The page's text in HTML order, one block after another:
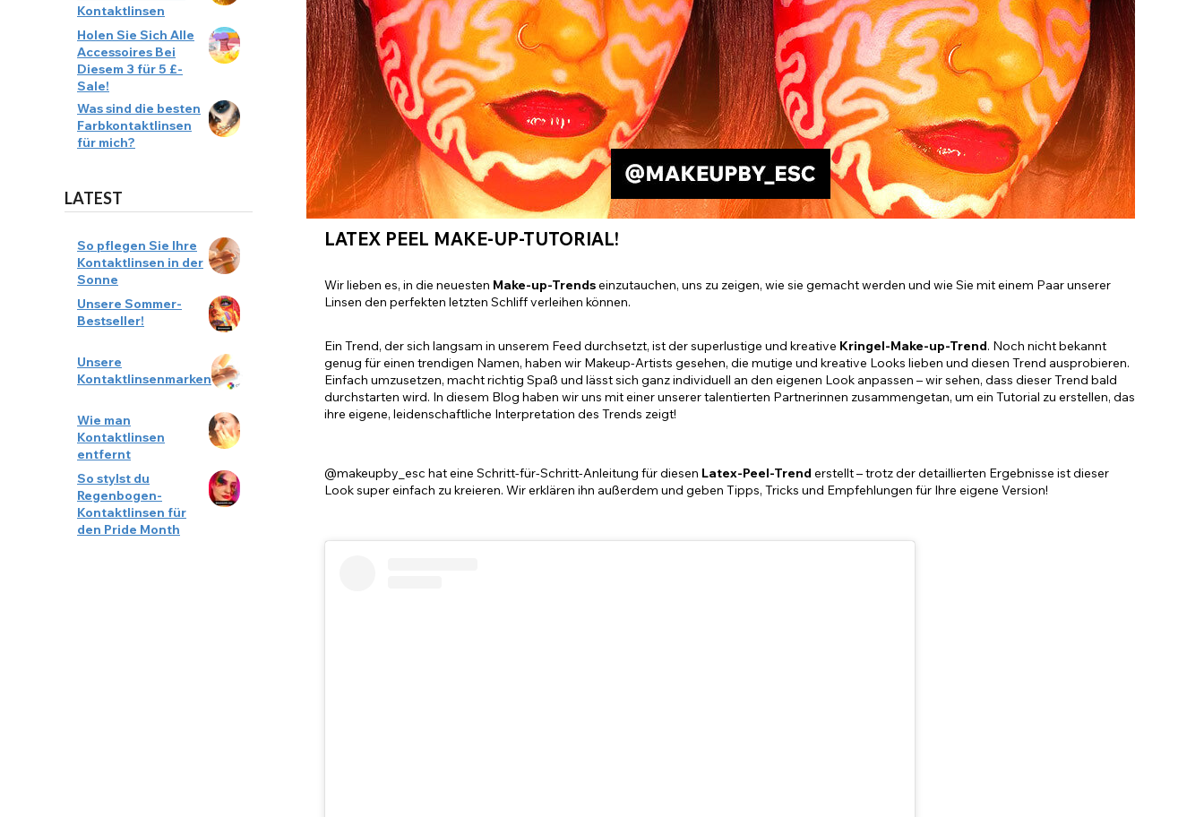
Alle ansehen
Accessoires im Sale
Kontaktlinsen
Holen Sie Sich Alle
Accessoires Bei
Diesem 3 für 5 £-
Sale!
Was sind die besten
Farbkontaktlinsen
für mich?
LATEST
So pflegen Sie Ihre
Kontaktlinsen in der
Sonne
Unsere Sommer-
Bestseller!
Unsere
Kontaktlinsenmarken
Wie man
Kontaktlinsen
entfernt
So stylst du
Regenbogen-
Kontaktlinsen für
den Pride Month
LATEX PEEL MAKE-UP-TUTORIAL!
Wir lieben es, in die neuesten Make-up-Trendseinzutauchen, uns zu zeigen, wie sie gemacht werden und wie Sie mit einem Paar unserer
Linsen den perfekten letzten Schliff verleihen können.
Ein Trend, der sich langsam in unserem Feed durchsetzt, ist der superlustige und kreative Kringel-Make-up-Trend. Noch nicht bekannt
genug für einen trendigen Namen, haben wir Makeup-Artists gesehen, die mutige und kreative Looks lieben und diesen Trend ausprobieren.
Einfach umzusetzen, macht richtig Spaß und lässt sich ganz individuell an den eigenen Look anpassen – wir sehen, dass dieser Trend bald
durchstarten wird. In diesem Blog haben wir uns mit einer unserer talentierten Partnerinnen zusammengetan, um ein Tutorial zu erstellen, das
ihre eigene, leidenschaftliche Interpretation des Trends zeigt!
@makeupby_esc hat eine Schritt-für-Schritt-Anleitung für diesen Latex-Peel-Trend erstellt – trotz der detaillierten Ergebnisse ist dieser
Look super einfach zu kreieren. Wir erklären ihn außerdem und geben Tipps, Tricks und Empfehlungen für Ihre eigene Version!